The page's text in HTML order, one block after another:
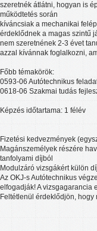
szeretnék átlátni, hogyan is
működtetés során
kíváncsiak a mechanikai
érdeklődnek a magas szintű
nem szeretnének 2-3 évet
azzal kívánnak foglalkozni,
Főbb témakörök:
0593-06 Autótechnikus
0618-06 Szakmai tudás
Képzés időtartama: 1 félév
Fizetési kedvezmények
Magánszemélyek részére
tanfolyami díjból
Modulzáró vizsgákért külön
Az OKJ-s Autótechnikus
elfogadják! A vizsgagarancia
Feltétlenül érdeklődjön,